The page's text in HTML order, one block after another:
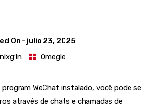
On - julio 23, 2025
Omegle
WeChat instalado, você pode se
através de chats e chamadas de